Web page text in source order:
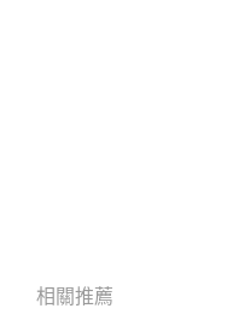
的支付方式。 讓您購物簡單
相關推薦